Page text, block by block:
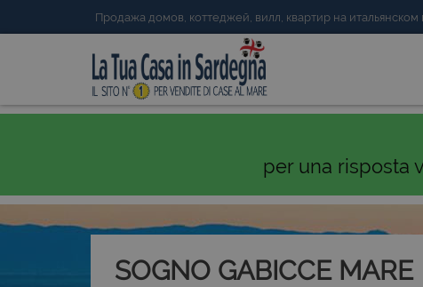
Продажа домов, коттеджей, вилл, квартир на
per una risposta
SOGNO GABICCE MARE